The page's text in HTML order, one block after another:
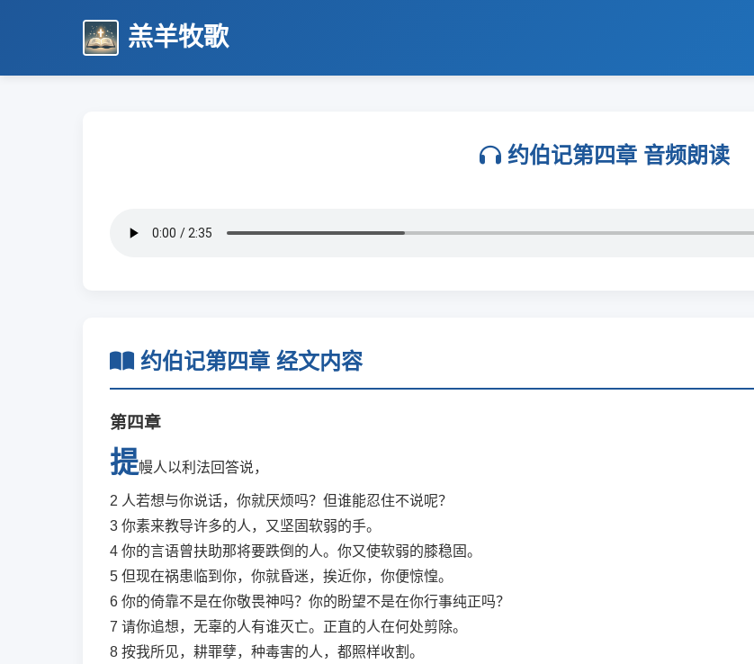
羔羊牧歌
约伯记第四章 音频朗读
约伯记第四章 经文内容
第四章
提幔人以利法回答说，
2 人若想与你说话，你就厌烦吗？但谁能忍住不说呢？
3 你素来教导许多的人，又坚固软弱的手。
4 你的言语曾扶助那将要跌倒的人。你又使软弱的膝稳固。
5 但现在祸患临到你，你就昏迷，挨近你，你便惊惶。
6 你的倚靠不是在你敬畏神吗？你的盼望不是在你行事纯正吗？
7 请你追想，无辜的人有谁灭亡。正直的人在何处剪除。
8 按我所见，耕罪孽，种毒害的人，都照样收割。